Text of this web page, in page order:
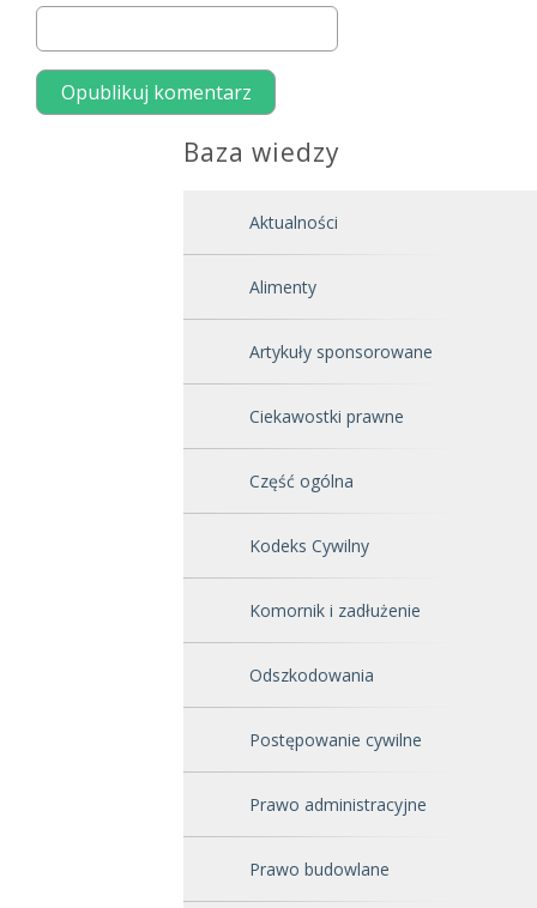
Baza wiedzy
Aktualności
Alimenty
Artykuły sponsorowane
Ciekawostki prawne
Część ogólna
Kodeks Cywilny
Komornik i zadłużenie
Odszkodowania
Postępowanie cywilne
Prawo administracyjne
Prawo budowlane